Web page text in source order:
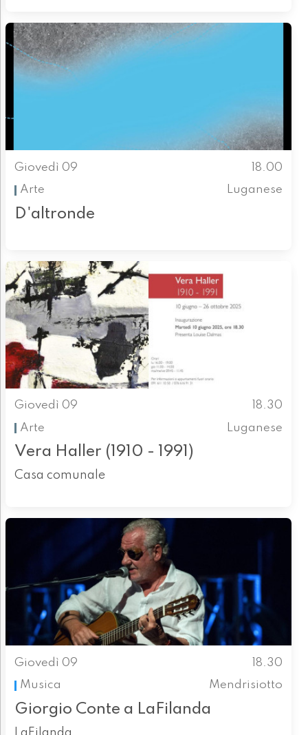
Giovedì 09
18.00
Arte
Luganese
D'altronde
Giovedì 09
18.30
Arte
Luganese
Vera Haller (1910 - 1991)
Casa comunale
Giovedì 09
18.30
Musica
Mendrisiotto
Giorgio Conte a LaFilanda